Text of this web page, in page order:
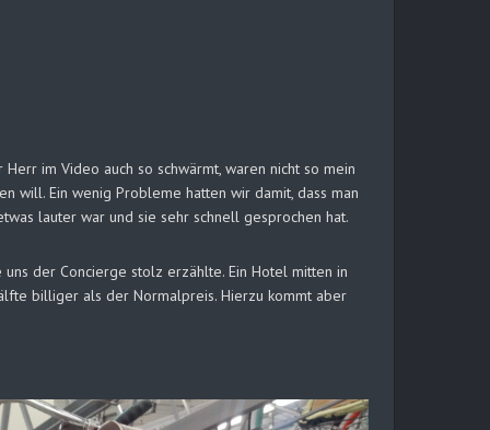
im Video auch so schwärmt, waren nicht so mein
will. Ein wenig Probleme hatten wir damit, dass man
lauter war und sie sehr schnell gesprochen hat.
der Concierge stolz erzählte. Ein Hotel mitten in
billiger als der Normalpreis. Hierzu kommt aber